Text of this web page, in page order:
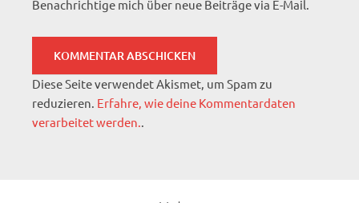
Benachrichtige mich über neue Beiträge via E-Mail.
Diese Seite verwendet Akismet, um Spam zu
reduzieren. Erfahre, wie deine Kommentardaten
verarbeitet werden..